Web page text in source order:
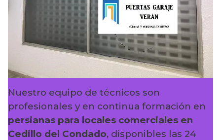
Nuestro equipo de técnicos son
profesionales y en continua formación en
persianas para locales comerciales en
Cedillo del Condado, disponibles las 24